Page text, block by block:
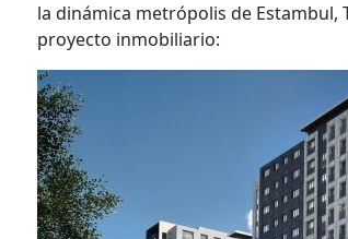
la dinámica metrópolis de Estambul,
proyecto inmobiliario: